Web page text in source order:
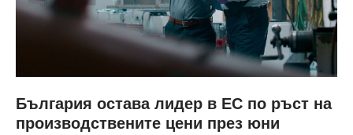
България остава лидер в ЕС по ръст на
производствените цени през юни